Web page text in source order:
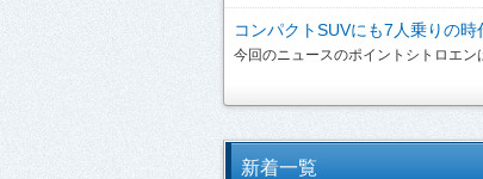
コンパクトSUVにも7人乗りの
今回のニュースのポイントシトロエ
新着一覧